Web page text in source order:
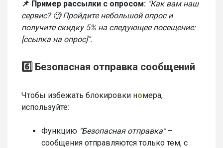
📌 Пример рассылки с опросом: "Как вам наш
сервис? 🧐 Пройдите небольшой опрос и
получите скидку 5% на следующее посещение:
[ссылка на опрос]".
6️⃣ Безопасная отправка сообщений
Чтобы избежать блокировки номера,
используйте:
Функцию "Безопасная отправка"–
сообщения отправляются только тем, с